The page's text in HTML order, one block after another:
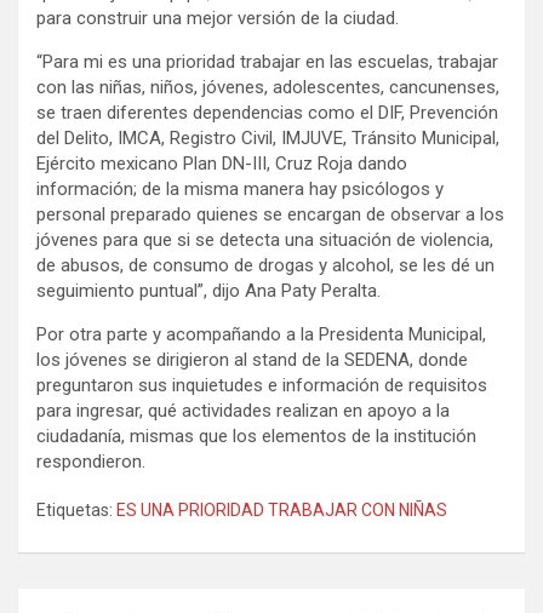
para construir una mejor versión de la ciudad.
“Para mi es una prioridad trabajar en las escuelas, trabajar
con las niñas, niños, jóvenes, adolescentes, cancunenses,
se traen diferentes dependencias como el DIF, Prevención
del Delito, IMCA, Registro Civil, IMJUVE, Tránsito Municipal,
Ejército mexicano Plan DN-III, Cruz Roja dando
información; de la misma manera hay psicólogos y
personal preparado quienes se encargan de observar a los
jóvenes para que si se detecta una situación de violencia,
de abusos, de consumo de drogas y alcohol, se les dé un
seguimiento puntual”, dijo Ana Paty Peralta.
Por otra parte y acompañando a la Presidenta Municipal,
los jóvenes se dirigieron al stand de la SEDENA, donde
preguntaron sus inquietudes e información de requisitos
para ingresar, qué actividades realizan en apoyo a la
ciudadanía, mismas que los elementos de la institución
respondieron.
Etiquetas: ES UNA PRIORIDAD TRABAJAR CON NIÑAS